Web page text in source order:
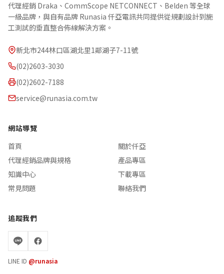
代理經銷 Draka、CommScope NETCONNECT、Belden 等全球
一級品牌，與自有品牌 Runasia 仟亞電訊共同提供從規劃設計到施
工測試的垂直整合佈線解決方案。
新北市244林口區湖北里1鄰湖子7-11號
(02)2603-3030
(02)2602-7188
service@runasia.com.tw
網站導覽
首頁
關於仟亞
代理經銷品牌與規格
產品專區
知識中心
下載專區
常見問題
聯絡我們
追蹤我們
LINE ID @runasia